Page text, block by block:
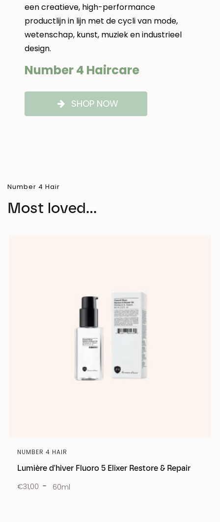
een creatieve, high-performance
productlijn in lijn met de cycli van mode,
wetenschap, kunst, muziek en industrieel
design.
Number 4 Haircare
SHOP NOW
Number 4 Hair
Most loved...
Lumière d'hiver Fluoro 5 Elixer Restore & Repair
NUMBER 4 HAIR
€31,00 60ml